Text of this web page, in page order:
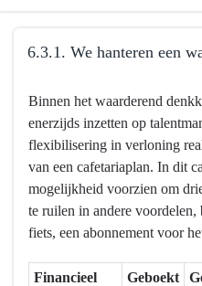
Mortsel
topwerkgever
6.3.1. We hanteren een
naar
navigatie
6.3.
Mortsel
een
topwerkgever
Binnen het waarderend
enerzijds inzetten op
flexibilisering in verloning
van een cafetariaplan. In dit
mogelijkheid voorzien om
te ruilen in andere
fiets, een abonnement voor
Financieel
Geboekt